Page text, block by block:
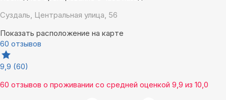
Суздаль, Центральная улица, 56
Показать расположение на карте
60 отзывов
9,9 (60)
60 отзывов о проживании со средней оценкой 9,9 из 10,0